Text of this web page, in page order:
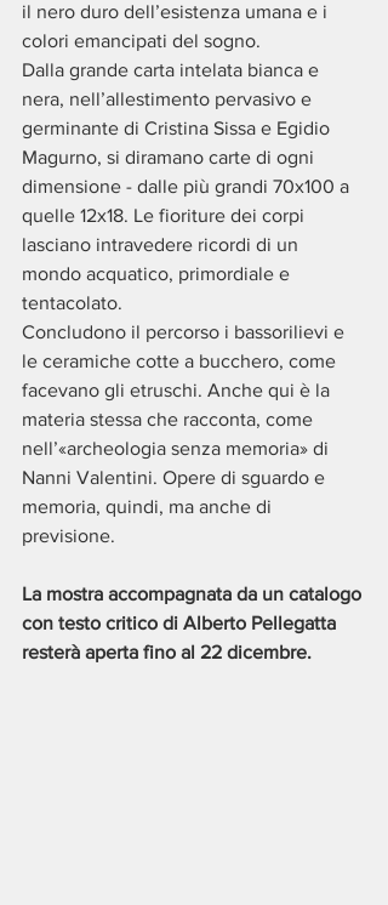
il nero duro dell’esistenza umana e i
colori emancipati del sogno.
Dalla grande carta intelata bianca e
nera, nell’allestimento pervasivo e
germinante di Cristina Sissa e Egidio
Magurno, si diramano carte di ogni
dimensione - dalle più grandi 70x100 a
quelle 12x18. Le fioriture dei corpi
lasciano intravedere ricordi di un
mondo acquatico, primordiale e
tentacolato.
Concludono il percorso i bassorilievi e
le ceramiche cotte a bucchero, come
facevano gli etruschi. Anche qui è la
materia stessa che racconta, come
nell’«archeologia senza memoria» di
Nanni Valentini. Opere di sguardo e
memoria, quindi, ma anche di
previsione.
La mostra accompagnata da un catalogo
con testo critico di Alberto Pellegatta
resterà aperta fino al 22 dicembre.